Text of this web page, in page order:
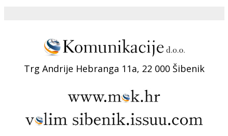
Trg Andrije Hebranga 11a, 22 000 Šibenik